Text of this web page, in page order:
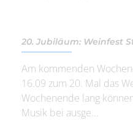
20. Jubiläum: Weinfest
Am kommenden
16.09 zum 20. Mal das
Wochenende lang
Musik bei ausge...